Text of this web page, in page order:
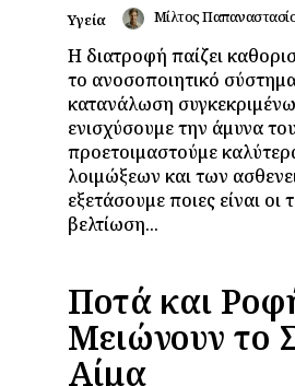
Υγεία Μίλτος
Η διατροφή παίζει
το ανοσοποιητικό
κατανάλωση
ενισχύσουμε την άμυνα
προετοιμαστούμε
λοιμώξεων και των
εξετάσουμε ποιες είναι
βελτίωση...
Ποτά και
Μειώνουν το
Αίμα